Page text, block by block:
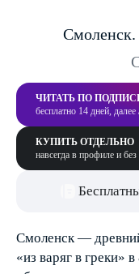
Смоленск.
ЧИТАТЬ ПО
бесплатно 14 дней, далее
КУПИТЬ ОТДЕЛЬНО
навсегда в профиле и
Смоленск —
«из варяг в греки»